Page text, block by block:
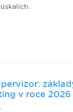
v roce 2026